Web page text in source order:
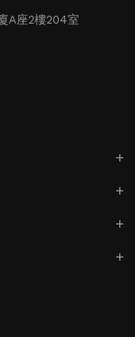
A座2樓204室